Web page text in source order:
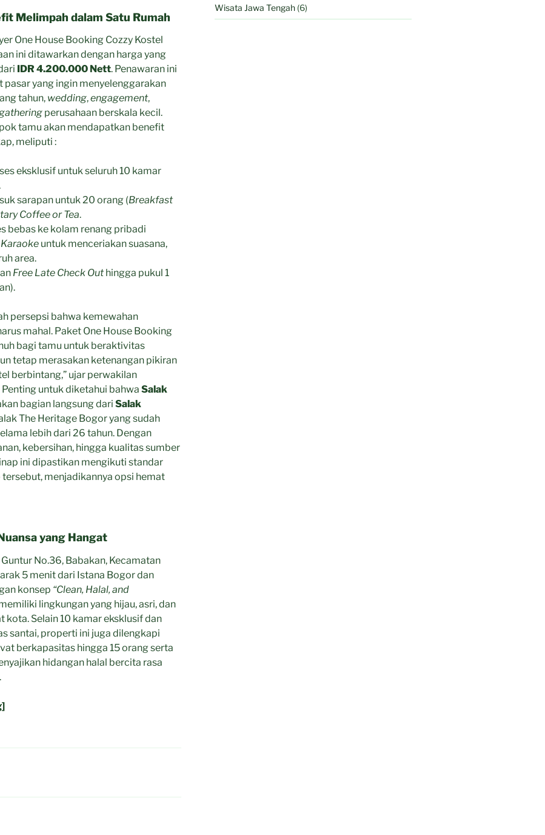
Melimpah dalam Satu Rumah
One House Booking Cozzy Kostel
ini ditawarkan dengan harga yang
IDR 4.200.000 Nett. Penawaran ini
yang ingin menyelenggarakan
tahun, wedding,engagement,
perusahaan berskala kecil.
tamu akan mendapatkan benefit
meliputi :
eksklusif untuk seluruh 10 kamar
sarapan untuk 20 orang (Breakfast
Coffee or Tea.
bebas ke kolam renang pribadi
Karaoke untuk menceriakan suasana,
area.
Free Late Check Outhingga pukul 1
persepsi bahwa kemewahan
mahal. Paket One House Booking
bagi tamu untuk beraktivitas
tetap merasakan ketenangan pikiran
berbintang,” ujar perwakilan
Penting untuk diketahui bahwa Salak
bagian langsung dari Salak
The Heritage Bogor yang sudah
lebih dari 26 tahun. Dengan
kebersihan, hingga kualitas sumber
ini dipastikan mengikuti standar
menjadikannya opsi hemat
yang Hangat
No.36, Babakan, Kecamatan
5 menit dari Istana Bogor dan
konsep “Clean, Halal, and
lingkungan yang hijau, asri, dan
kota. Selain 10 kamar eksklusif dan
santai, properti ini juga dilengkapi
berkapasitas hingga 15 orang serta
hidangan halal bercita rasa
Wisata Jawa Tengah(6)